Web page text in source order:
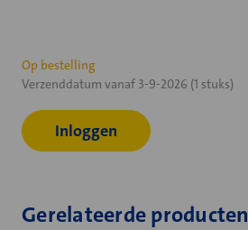
Huidige
voorraad:
Op bestelling
Verzenddatum vanaf 3-9-2026 (1 stuks)
Inloggen
Gerelateerde producten